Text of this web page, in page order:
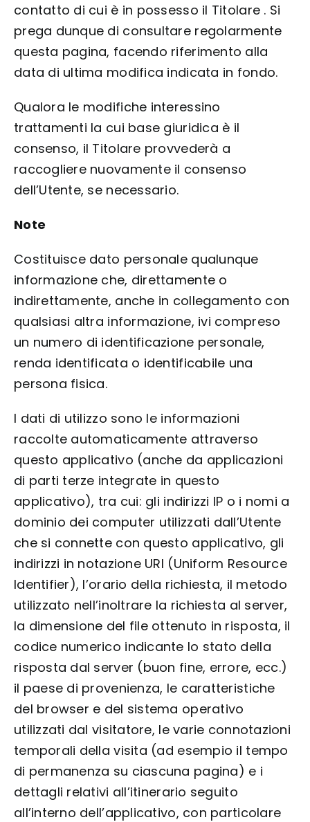
contatto di cui è in possesso il Titolare . Si
prega dunque di consultare regolarmente
questa pagina, facendo riferimento alla
data di ultima modifica indicata in fondo.
Qualora le modifiche interessino
trattamenti la cui base giuridica è il
consenso, il Titolare provvederà a
raccogliere nuovamente il consenso
dell’Utente, se necessario.
Note
Costituisce dato personale qualunque
informazione che, direttamente o
indirettamente, anche in collegamento con
qualsiasi altra informazione, ivi compreso
un numero di identificazione personale,
renda identificata o identificabile una
persona fisica.
I dati di utilizzo sono le informazioni
raccolte automaticamente attraverso
questo applicativo (anche da applicazioni
di parti terze integrate in questo
applicativo), tra cui: gli indirizzi IP o i nomi a
dominio dei computer utilizzati dall’Utente
che si connette con questo applicativo, gli
indirizzi in notazione URI (Uniform Resource
Identifier), l’orario della richiesta, il metodo
utilizzato nell’inoltrare la richiesta al server,
la dimensione del file ottenuto in risposta, il
codice numerico indicante lo stato della
risposta dal server (buon fine, errore, ecc.)
il paese di provenienza, le caratteristiche
del browser e del sistema operativo
utilizzati dal visitatore, le varie connotazioni
temporali della visita (ad esempio il tempo
di permanenza su ciascuna pagina) e i
dettagli relativi all’itinerario seguito
all’interno dell’applicativo, con particolare